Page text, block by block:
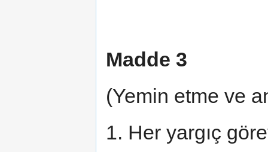
Madde 3
(Yemin etme ve
1. Her yargıç